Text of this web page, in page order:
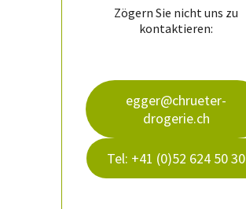
Zögern Sie nicht uns zu
kontaktieren:
egger@chrueter-
drogerie.ch
Tel: +41 (0)52 624 50 30